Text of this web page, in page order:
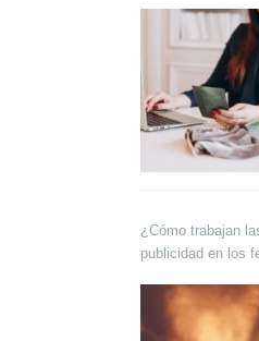
¿Cómo trabajan
publicidad en los